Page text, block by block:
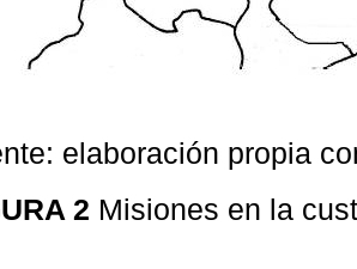
elaboración propia
2 Misiones en la